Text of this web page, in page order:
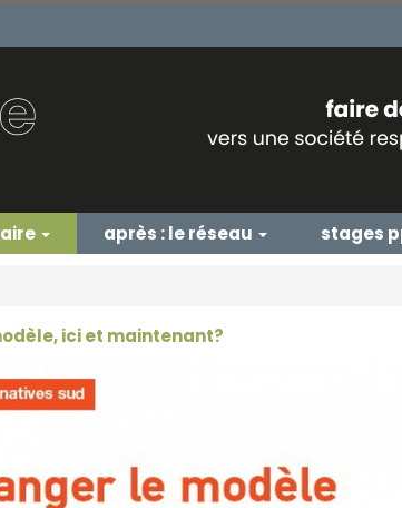
après : le réseau stages
ici et maintenant?